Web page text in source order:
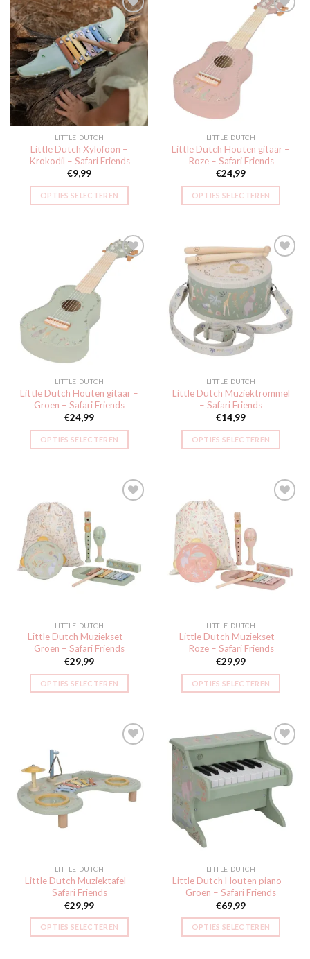
Toevoegen
aan
verlanglijst
LITTLE DUTCH
Little Dutch Xylofoon –
Krokodil – Safari Friends
€9,99
OPTIES SELECTEREN
verlanglijst
LITTLE DUTCH
Little Dutch Houten gitaar –
Roze – Safari Friends
€24,99
OPTIES SELECTEREN
LITTLE DUTCH
Little Dutch Houten gitaar –
Groen – Safari Friends
€24,99
OPTIES SELECTEREN
Toevoegen
aan
verlanglijst
LITTLE DUTCH
Little Dutch Muziektrommel
– Safari Friends
€14,99
OPTIES SELECTEREN
Toevoegen
LITTLE DUTCH
Little Dutch Muziekset –
Groen – Safari Friends
€29,99
OPTIES SELECTEREN
Toevoegen
LITTLE DUTCH
Little Dutch Muziekset –
Roze – Safari Friends
€29,99
OPTIES SELECTEREN
Toevoegen
aan
verlanglijst
LITTLE DUTCH
Little Dutch Muziektafel –
Safari Friends
€29,99
OPTIES SELECTEREN
Toevoegen
aan
verlanglijst
LITTLE DUTCH
Little Dutch Houten piano –
Groen – Safari Friends
€69,99
OPTIES SELECTEREN